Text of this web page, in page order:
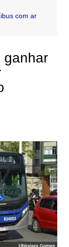
com ar
ganhar